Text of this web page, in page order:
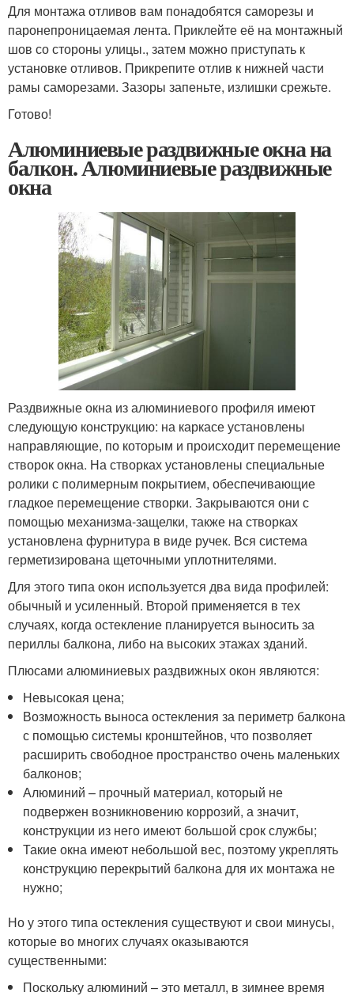
Для монтажа отливов вам понадобятся саморезы и
паронепроницаемая лента. Приклейте её на монтажный
шов со стороны улицы., затем можно приступать к
установке отливов. Прикрепите отлив к нижней части
рамы саморезами. Зазоры запеньте, излишки срежьте.
Готово!
Алюминиевые раздвижные окна на
балкон. Алюминиевые раздвижные
окна
Раздвижные окна из алюминиевого профиля имеют
следующую конструкцию: на каркасе установлены
направляющие, по которым и происходит перемещение
створок окна. На створках установлены специальные
ролики с полимерным покрытием, обеспечивающие
гладкое перемещение створки. Закрываются они с
помощью механизма-защелки, также на створках
установлена фурнитура в виде ручек. Вся система
герметизирована щеточными уплотнителями.
Для этого типа окон используется два вида профилей:
обычный и усиленный. Второй применяется в тех
случаях, когда остекление планируется выносить за
периллы балкона, либо на высоких этажах зданий.
Плюсами алюминиевых раздвижных окон являются:
Невысокая цена;
Возможность выноса остекления за периметр балкона
с помощью системы кронштейнов, что позволяет
расширить свободное пространство очень маленьких
балконов;
Алюминий – прочный материал, который не
подвержен возникновению коррозий, а значит,
конструкции из него имеют большой срок службы;
Такие окна имеют небольшой вес, поэтому укреплять
конструкцию перекрытий балкона для их монтажа не
нужно;
Но у этого типа остекления существуют и свои минусы,
которые во многих случаях оказываются
существенными:
Поскольку алюминий – это металл, в зимнее время